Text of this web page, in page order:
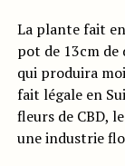
La plante fait
pot de 13cm de
qui produira
fait légale en
fleurs de CBD,
une industrie